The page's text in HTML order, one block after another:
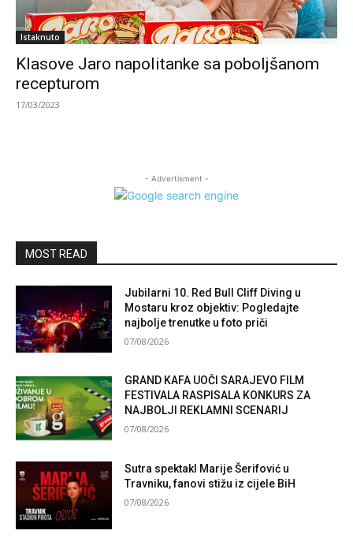
Istaknuto
Klasove Jaro napolitanke sa poboljšanom
recepturom
17/03/2023
- Advertisment -
MOST READ
Jubilarni 10. Red Bull Cliff Diving u
Mostaru kroz objektiv: Pogledajte
najbolje trenutke u foto priči
07/08/2026
GRAND KAFA UOČI SARAJEVO FILM
FESTIVALA RASPISALA KONKURS ZA
NAJBOLJI REKLAMNI SCENARIJ
07/08/2026
Sutra spektakl Marije Šerifović u
Travniku, fanovi stižu iz cijele BiH
07/08/2026